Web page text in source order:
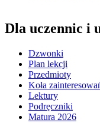
Dla uczennic i
Dzwonki
Plan lekcji
Przedmioty
Koła
Lektury
Podręczniki
Matura 2026